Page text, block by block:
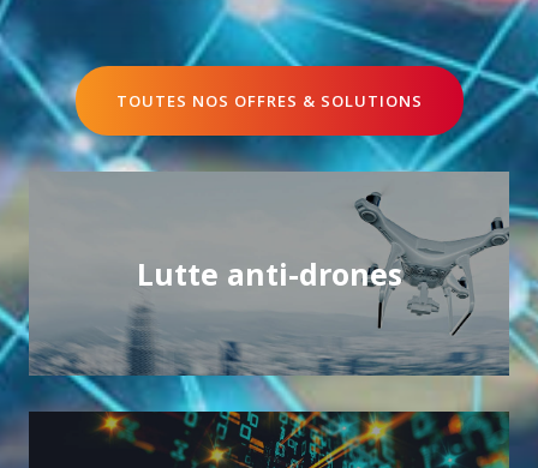
TOUTES NOS OFFRES & SOLUTIONS
Lutte anti-drones
Lutte anti-drones
Protéger les environnement et événements
sensibles